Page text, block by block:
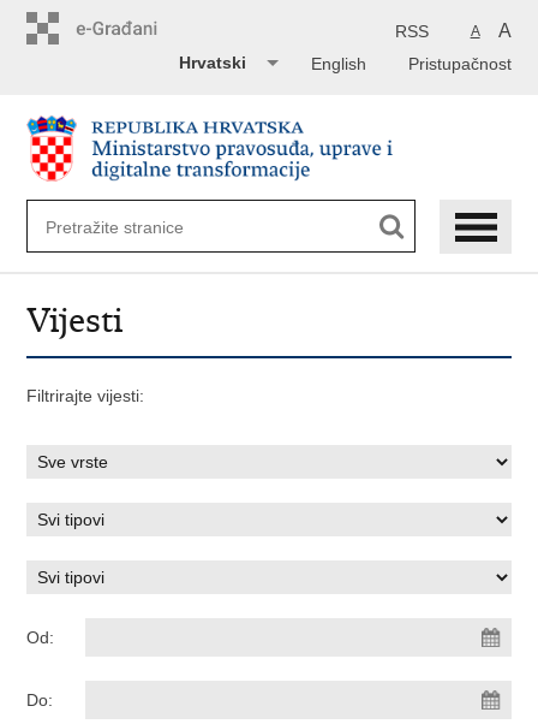
A A
RSS
Pristupačnost
English
Hrvatski
Vijesti
Filtrirajte vijesti:
Od:
Do: